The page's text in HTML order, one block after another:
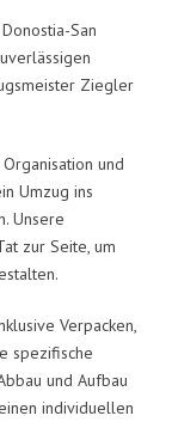
San
Ziegler
und
Umzug ins
Unsere
zur Seite, um
Verpacken,
spezifische
und Aufbau
individuellen